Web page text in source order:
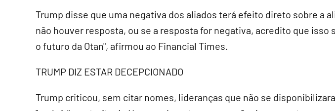
Trump disse que uma negativa dos aliados terá efeito direto sobre a
não houver resposta, ou se a resposta for negativa, acredito que isso
o futuro da Otan", afirmou ao Financial Times.
TRUMP DIZ ESTAR DECEPCIONADO
Trump criticou, sem citar nomes, lideranças que não se